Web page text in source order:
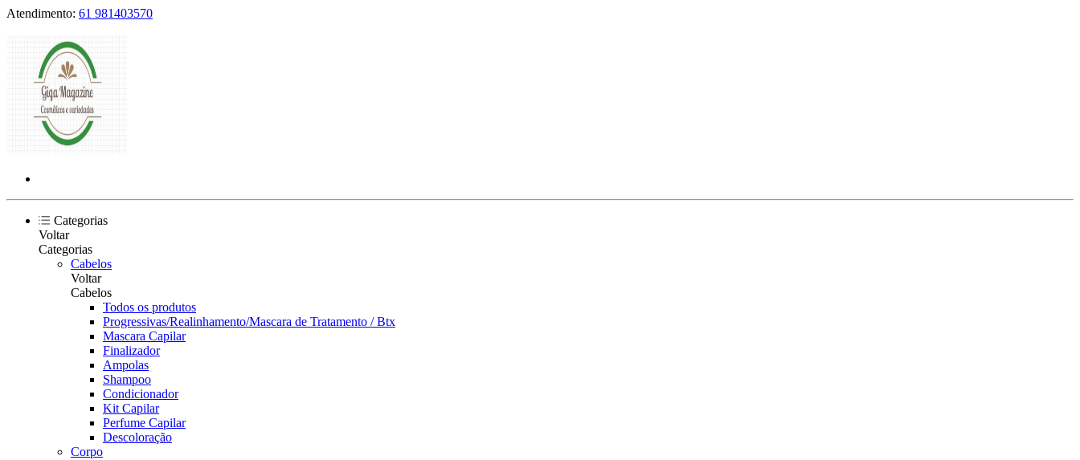
Atendimento: 61 981403570
Categorias
Voltar
Categorias
Cabelos
Voltar
Cabelos
Todos os produtos
Progressivas/Realinhamento/Mascara de Tratamento / Btx
Mascara Capilar
Finalizador
Ampolas
Shampoo
Condicionador
Kit Capilar
Perfume Capilar
Descoloração
Corpo